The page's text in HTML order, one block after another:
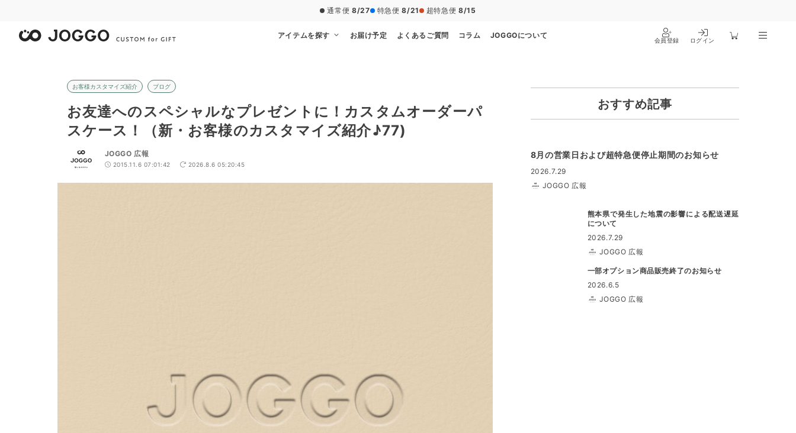
通常便 8/27 特急便 8/21 超特急便 8/15
アイテムを探す お届け予定 よくあるご質問 コラム JOGGOについて
会員登録 ログイン
お客様カスタマイズ紹介 ブログ
お友達へのスペシャルなプレゼントに！カスタムオーダーパ
スケース！（新・お客様のカスタマイズ紹介♪77)
JOGGO 広報
2015.11.6 07:01:42 2026.8.6 05:20:45
おすすめ記事
8月の営業日および超特急便停止期間のお知らせ
2026.7.29
JOGGO 広報
熊本県で発生した地震の影響による配送遅延
について
2026.7.29
JOGGO 広報
一部オプション商品販売終了のお知らせ
2026.6.5
JOGGO 広報